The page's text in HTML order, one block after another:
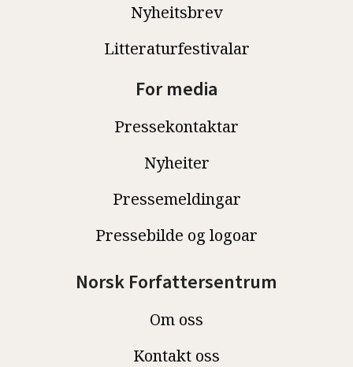
Nyheitsbrev
Litteraturfestivalar
For media
Pressekontaktar
Nyheiter
Pressemeldingar
Pressebilde og logoar
Norsk Forfattersentrum
Om oss
Kontakt oss